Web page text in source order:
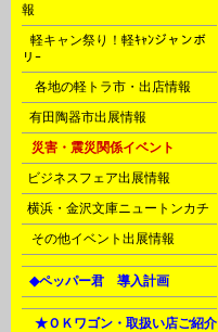
報
軽キャン祭り！軽ｷｬﾝジャンボ
リｰ
各地の軽トラ市・出店情報
有田陶器市出展情報
災害・震災関係イベント
ビジネスフェア出展情報
横浜・金沢文庫ニュートンカチ
その他イベント出展情報
◆ペッパー君 導入計画
★ＯＫワゴン・取扱い店ご紹介